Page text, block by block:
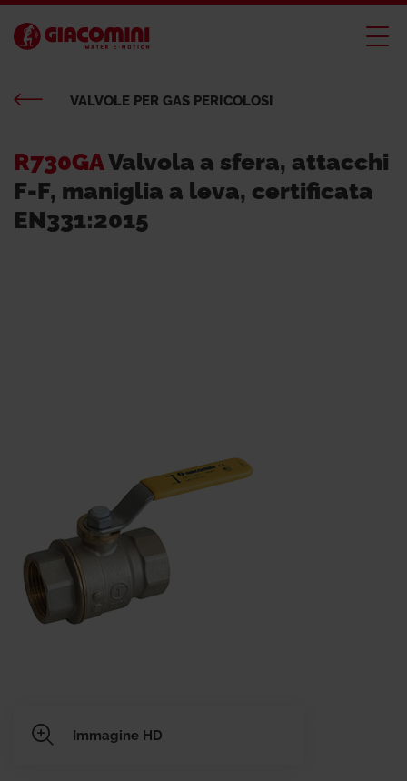
VALVOLE PER GAS PERICOLOSI
R730GAValvola a sfera, attacchi
F-F, maniglia a leva, certificata
EN331:2015
Immagine HD